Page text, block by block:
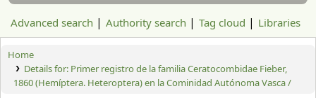
Advanced search Authority search Tag cloud Libraries
Home
Details for: Primer registro de la familia Ceratocombidae Fieber,
1860 (Hemíptera. Heteroptera) en la Cominidad Autónoma Vasca /